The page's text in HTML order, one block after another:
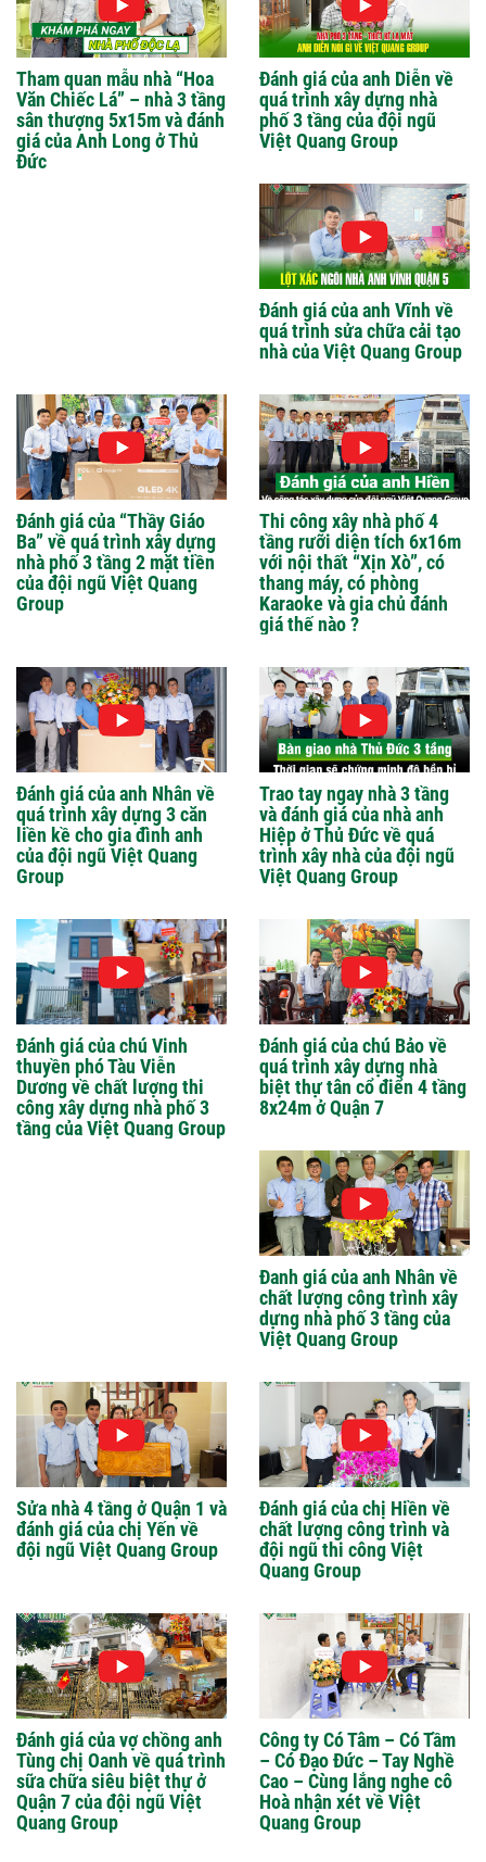
Tham quan mẫu nhà “Hoa
Văn Chiếc Lá” – nhà 3 tầng
sân thượng 5x15m và đánh
giá của Anh Long ở Thủ
Đức
Đánh giá của anh Diễn về
quá trình xây dựng nhà
phố 3 tầng của đội ngũ
Việt Quang Group
Đánh giá của anh Vĩnh về
quá trình sửa chữa cải tạo
nhà của Việt Quang Group
Đánh giá của “Thầy Giáo
Ba” về quá trình xây dựng
nhà phố 3 tầng 2 mặt tiền
của đội ngũ Việt Quang
Group
Thi công xây nhà phố 4
tầng rưỡi diện tích 6x16m
với nội thất “Xịn Xò”, có
thang máy, có phòng
Karaoke và gia chủ đánh
giá thế nào ?
Đánh giá của anh Nhân về
quá trình xây dựng 3 căn
liền kề cho gia đình anh
của đội ngũ Việt Quang
Group
Trao tay ngay nhà 3 tầng
và đánh giá của nhà anh
Hiệp ở Thủ Đức về quá
trình xây nhà của đội ngũ
Việt Quang Group
Đánh giá của chú Vinh
thuyền phó Tàu Viễn
Dương về chất lượng thi
công xây dựng nhà phố 3
tầng của Việt Quang Group
Đánh giá của chú Bảo về
quá trình xây dựng nhà
biệt thự tân cổ điển 4 tầng
8x24m ở Quận 7
Đanh giá của anh Nhân về
chất lượng công trình xây
dựng nhà phố 3 tầng của
Việt Quang Group
Sửa nhà 4 tầng ở Quận 1 và
đánh giá của chị Yến về
đội ngũ Việt Quang Group
Đánh giá của chị Hiền về
chất lượng công trình và
đội ngũ thi công Việt
Quang Group
Đánh giá của vợ chồng anh
Tùng chị Oanh về quá trình
sữa chữa siêu biệt thự ở
Quận 7 của đội ngũ Việt
Quang Group
Công ty Có Tâm – Có Tầm
– Có Đạo Đức – Tay Nghề
Cao – Cùng lắng nghe cô
Hoà nhận xét về Việt
Quang Group